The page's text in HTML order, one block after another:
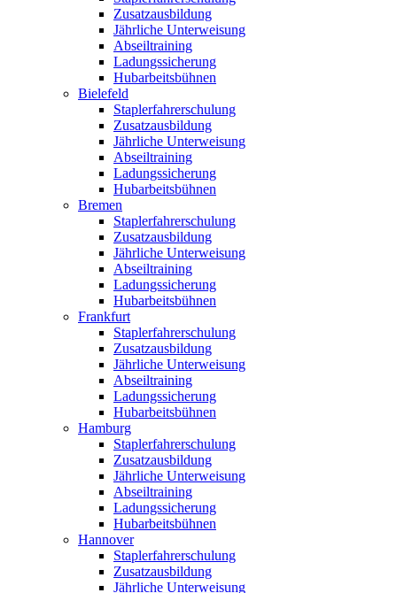
Zusatzausbildung
Jährliche Unterweisung
Abseiltraining
Ladungssicherung
Hubarbeitsbühnen
Bielefeld
Staplerfahrerschulung
Zusatzausbildung
Jährliche Unterweisung
Abseiltraining
Ladungssicherung
Hubarbeitsbühnen
Bremen
Staplerfahrerschulung
Zusatzausbildung
Jährliche Unterweisung
Abseiltraining
Ladungssicherung
Hubarbeitsbühnen
Frankfurt
Staplerfahrerschulung
Zusatzausbildung
Jährliche Unterweisung
Abseiltraining
Ladungssicherung
Hubarbeitsbühnen
Hamburg
Staplerfahrerschulung
Zusatzausbildung
Jährliche Unterweisung
Abseiltraining
Ladungssicherung
Hubarbeitsbühnen
Hannover
Staplerfahrerschulung
Zusatzausbildung
Jährliche Unterweisung